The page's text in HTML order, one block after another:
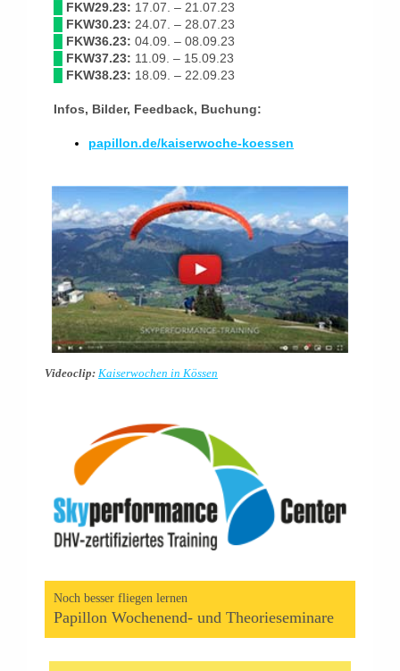
FKW29.23: 17.07. – 21.07.23
FKW30.23: 24.07. – 28.07.23
FKW36.23: 04.09. – 08.09.23
FKW37.23: 11.09. – 15.09.23
FKW38.23: 18.09. – 22.09.23
Infos, Bilder, Feedback, Buchung:
papillon.de/kaiserwoche-koessen
Videoclip: Kaiserwochen in Kössen
Noch besser fliegen lernen
Papillon Wochenend- und Theorieseminare